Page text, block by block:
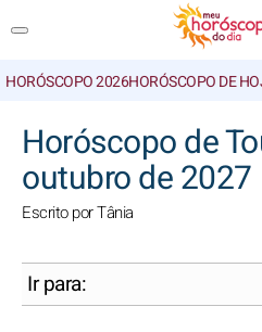
HORÓSCOPO 2026HORÓSCOPO DE
Horóscopo de
outubro de 2027
Escrito por Tânia
Ir para: